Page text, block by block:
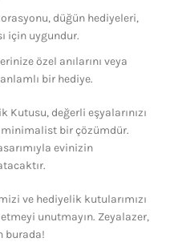
düğün hediyeleri,
için uygundur.
özel anılarını veya
bir hediye.
Kutusu, değerli eşyalarınızı
bir çözümdür.
evinizin
ve hediyelik kutularımızı
unutmayın. Zeyalazer,
burada!